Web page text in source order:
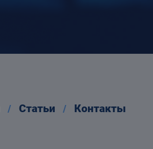
Статьи Контакты